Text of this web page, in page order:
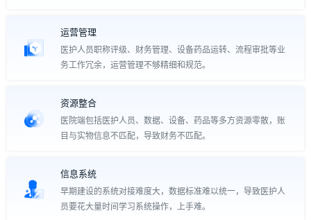
运营管理
医护人员职称评级、财务管理、设备药品运转、流程审批等业
务工作冗余，运营管理不够精细和规范。
资源整合
医院端包括医护人员、数据、设备、药品等多方资源零散，账
目与实物信息不匹配，导致财务不匹配。
信息系统
早期建设的系统对接难度大，数据标准难以统一，导致医护人
员要花大量时间学习系统操作，上手难。